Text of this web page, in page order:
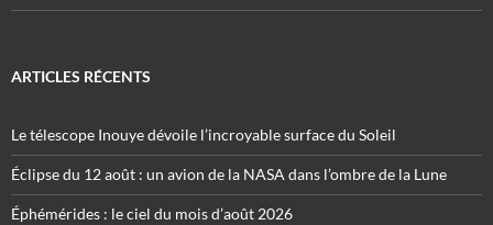
ARTICLES RÉCENTS
Le télescope Inouye dévoile l’incroyable surface du Soleil
Éclipse du 12 août : un avion de la NASA dans l’ombre de la Lune
Éphémérides : le ciel du mois d’août 2026